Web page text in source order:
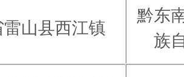
山县西江镇
黔东
族